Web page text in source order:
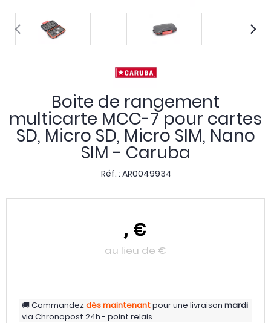
Boite de rangement
multicarte MCC-7 pour cartes
SD, Micro SD, Micro SIM, Nano
SIM - Caruba
Réf. : AR0049934
, €
au lieu de €
Commandezdès maintenantpour une livraison mardi
via Chronopost 24h - point relais